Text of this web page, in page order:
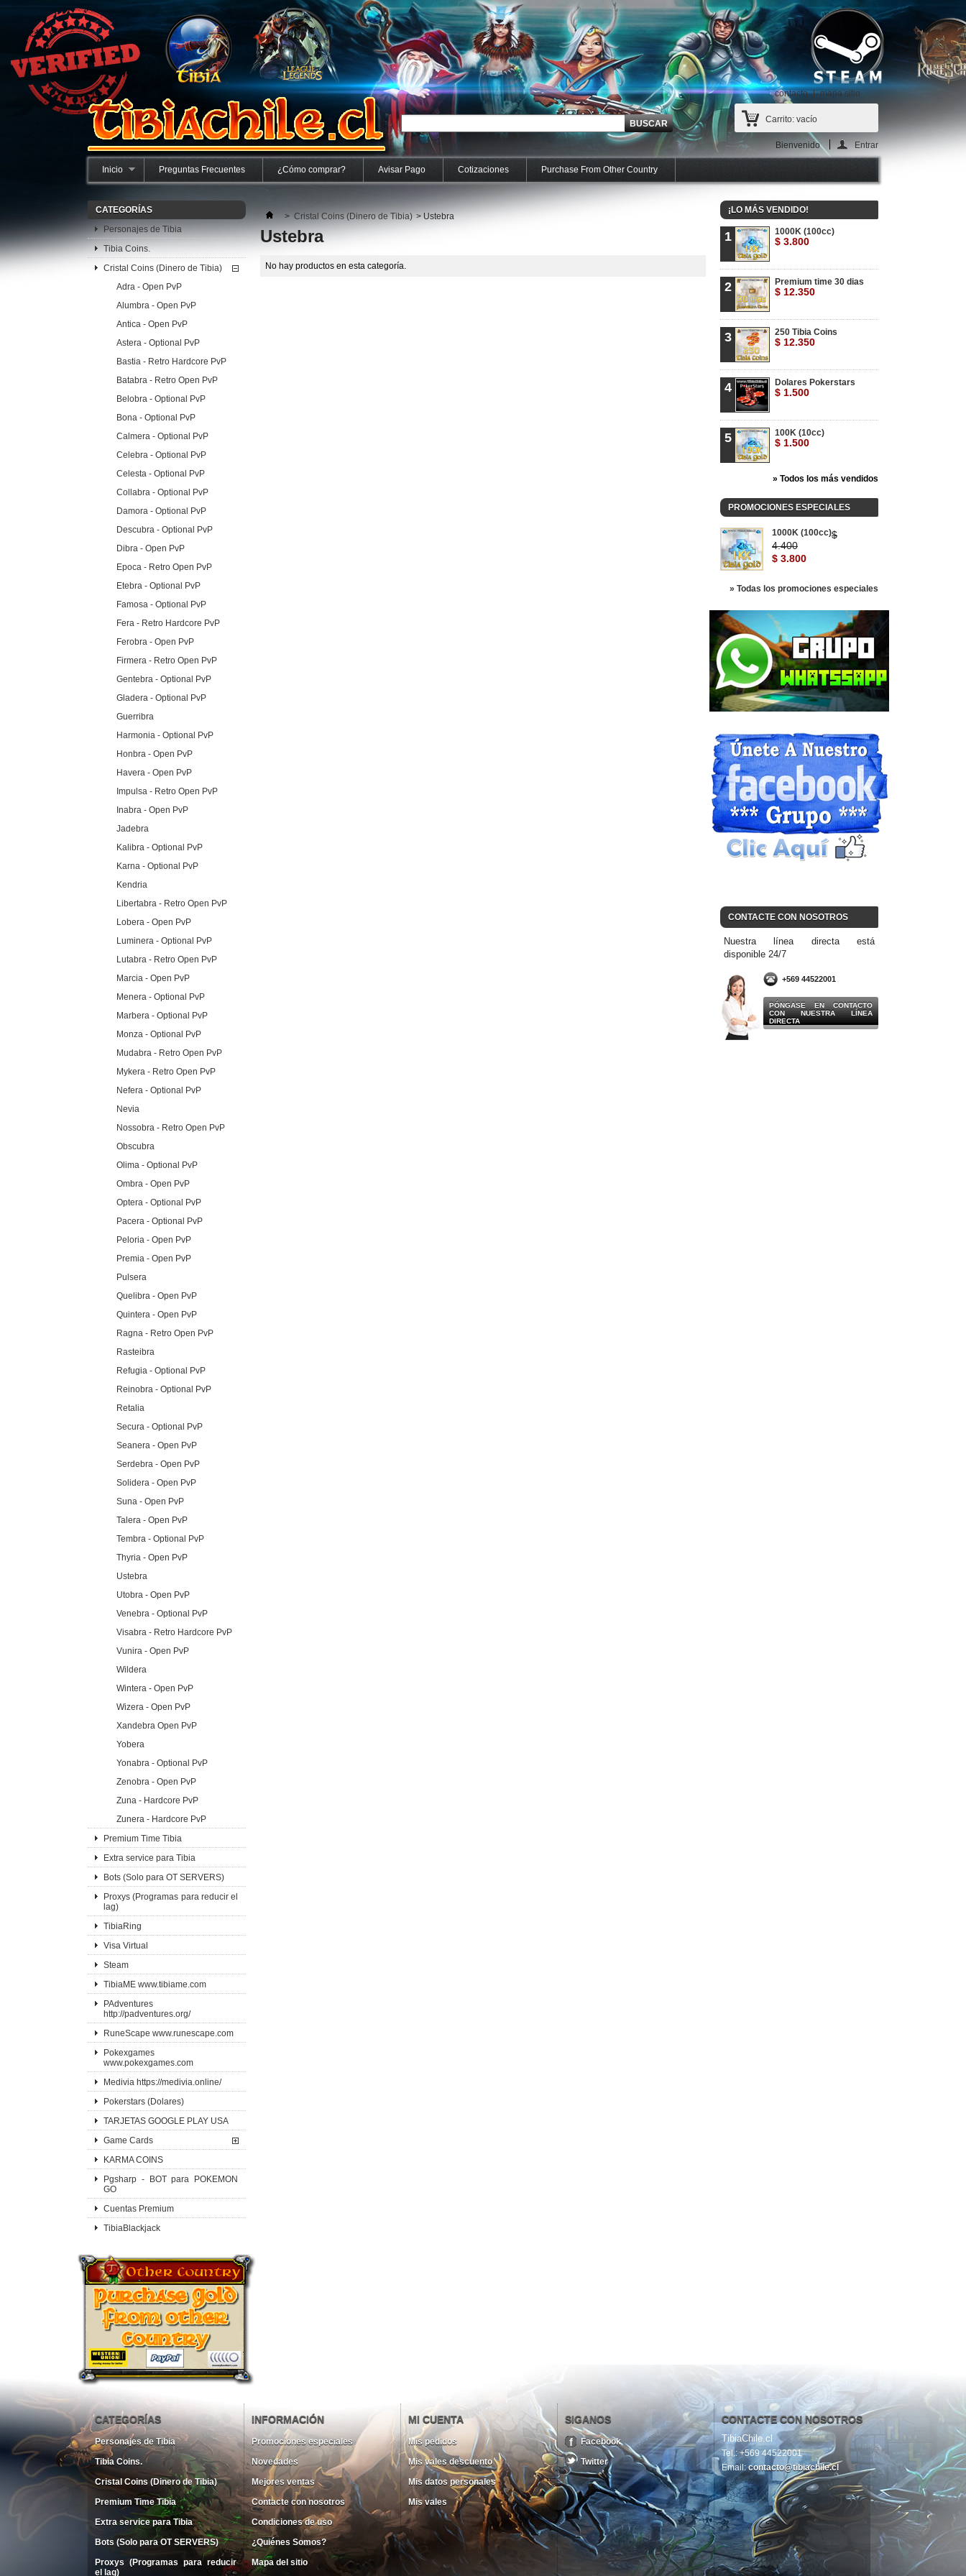
contacto mapa sitio
Carrito: vacío
Bienvenido Entrar
Inicio Preguntas Frecuentes ¿Cómo comprar? Avisar Pago Cotizaciones Purchase From Other Country
CATEGORÍAS
Personajes de Tibia
Tibia Coins.
Cristal Coins (Dinero de Tibia)
Adra - Open PvP
Alumbra - Open PvP
Antica - Open PvP
Astera - Optional PvP
Bastia - Retro Hardcore PvP
Batabra - Retro Open PvP
Belobra - Optional PvP
Bona - Optional PvP
Calmera - Optional PvP
Celebra - Optional PvP
Celesta - Optional PvP
Collabra - Optional PvP
Damora - Optional PvP
Descubra - Optional PvP
Dibra - Open PvP
Epoca - Retro Open PvP
Etebra - Optional PvP
Famosa - Optional PvP
Fera - Retro Hardcore PvP
Ferobra - Open PvP
Firmera - Retro Open PvP
Gentebra - Optional PvP
Gladera - Optional PvP
Guerribra
Harmonia - Optional PvP
Honbra - Open PvP
Havera - Open PvP
Impulsa - Retro Open PvP
Inabra - Open PvP
Jadebra
Kalibra - Optional PvP
Karna - Optional PvP
Kendria
Libertabra - Retro Open PvP
Lobera - Open PvP
Luminera - Optional PvP
Lutabra - Retro Open PvP
Marcia - Open PvP
Menera - Optional PvP
Marbera - Optional PvP
Monza - Optional PvP
Mudabra - Retro Open PvP
Mykera - Retro Open PvP
Nefera - Optional PvP
Nevia
Nossobra - Retro Open PvP
Obscubra
Olima - Optional PvP
Ombra - Open PvP
Optera - Optional PvP
Pacera - Optional PvP
Peloria - Open PvP
Premia - Open PvP
Pulsera
Quelibra - Open PvP
Quintera - Open PvP
Ragna - Retro Open PvP
Rasteibra
Refugia - Optional PvP
Reinobra - Optional PvP
Retalia
Secura - Optional PvP
Seanera - Open PvP
Serdebra - Open PvP
Solidera - Open PvP
Suna - Open PvP
Talera - Open PvP
Tembra - Optional PvP
Thyria - Open PvP
Ustebra
Utobra - Open PvP
Venebra - Optional PvP
Visabra - Retro Hardcore PvP
Vunira - Open PvP
Wildera
Wintera - Open PvP
Wizera - Open PvP
Xandebra Open PvP
Yobera
Yonabra - Optional PvP
Zenobra - Open PvP
Zuna - Hardcore PvP
Zunera - Hardcore PvP
Premium Time Tibia
Extra service para Tibia
Bots (Solo para OT SERVERS)
Proxys (Programas para reducir el
lag)
TibiaRing
Visa Virtual
Steam
TibiaME www.tibiame.com
PAdventures
http://padventures.org/
RuneScape www.runescape.com
Pokexgames
www.pokexgames.com
Medivia https://medivia.online/
Pokerstars (Dolares)
TARJETAS GOOGLE PLAY USA
Game Cards
KARMA COINS
Pgsharp - BOT para POKEMON
GO
Cuentas Premium
TibiaBlackjack
> Cristal Coins (Dinero de Tibia) > Ustebra
Ustebra
No hay productos en esta categoría.
¡LO MÁS VENDIDO!
1 1000K (100cc)
$ 3.800
2 Premium time 30 dias
$ 12.350
3 250 Tibia Coins
$ 12.350
4 Dolares Pokerstars
$ 1.500
5 100K (10cc)
$ 1.500
» Todos los más vendidos
PROMOCIONES ESPECIALES
1000K (100cc)$
4.400
$ 3.800
» Todas los promociones especiales
CONTACTE CON NOSOTROS
Nuestra línea directa está
disponible 24/7
+569 44522001
PÓNGASE EN CONTACTO
CON NUESTRA LÍNEA
DIRECTA
CATEGORÍAS
Personajes de Tibia
Tibia Coins.
Cristal Coins (Dinero de Tibia)
Premium Time Tibia
Extra service para Tibia
Bots (Solo para OT SERVERS)
Proxys (Programas para reducir
el lag)
INFORMACIÓN
Promociones especiales
Novedades
Mejores ventas
Contacte con nosotros
Condiciones de uso
¿Quiénes Somos?
Mapa del sitio
MI CUENTA
Mis pedidos
Mis vales descuento
Mis datos personales
Mis vales
SIGANOS
Facebook
Twitter
CONTACTE CON NOSOTROS
TibiaChile.cl
Tel.: +569 44522001
Email:contacto@tibiachile.cl